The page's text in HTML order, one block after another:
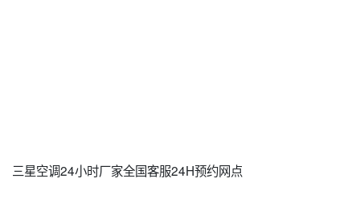
三星空调24小时厂家全国客服24H预约网点